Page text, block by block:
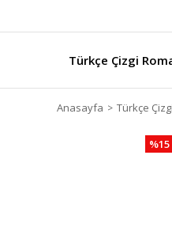
Türkçe Çizgi
Anasayfa Türkçe
%15